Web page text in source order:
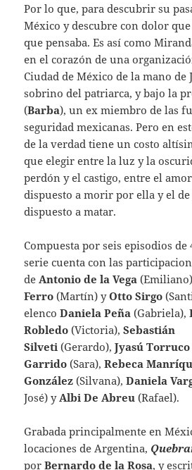
Por lo que, para descubrir su
México y descubre con dolor
que pensaba. Es así como
en el corazón de una
Ciudad de México de la mano de
sobrino del patriarca, y bajo la
(Barba), un ex miembro de las
seguridad mexicanas. Pero en
de la verdad tiene un costo
que elegir entre la luz y la
perdón y el castigo, entre el
dispuesto a morir por ella y el de
dispuesto a matar.
Compuesta por seis episodios
serie cuenta con las
de Antonio de la Vega
Ferro (Martín) yOtto Sirgo
elencoDaniela Peña (Gabriela),
Robledo (Victoria),Sebastián
Silveti(Gerardo),Jyasú
Garrido(Sara),Rebeca
González(Silvana),Daniela
José) y Albi De Abreu(Rafael).
Grabada principalmente en
locaciones de Argentina,
porBernardo de la Rosa, y